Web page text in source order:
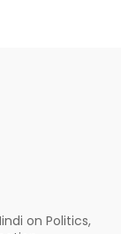
on Politics,